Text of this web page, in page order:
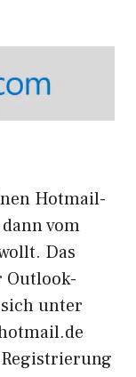
Hotmail-
vom
Das
Outlook-
unter